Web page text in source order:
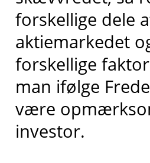
forskellige dele
aktiemarkedet
forskellige
man ifølge
være
investor.